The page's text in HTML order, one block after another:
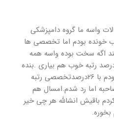
واسه ما گروه دامپزشکی
۴ ماه خوب خونده بودم اما تخصصی ها
.هر چند اگه سخت بوده واسه همه
رتبه خوب هم بیاری .بنده
سال گذشته هم شرکت کرده بودم با ۲۶درصدتخصصی رتبه
اما رد شدم.امسال هم
باقیش انشالله هر چی خیر